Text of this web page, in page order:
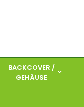
BACKCOVER /
GEHÄUSE